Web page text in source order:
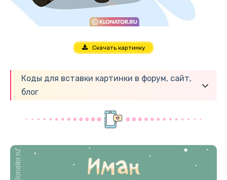
Скачать картинку
Коды для вставки картинки в форум, сайт,
блог